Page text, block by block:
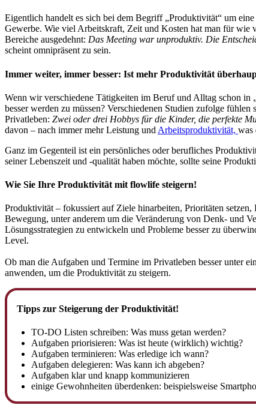
Eigentlich handelt es sich bei dem Begriff „Produktivität“ um
Gewerbe. Wie viel Arbeitskraft, Zeit und Kosten hat man für
Bereiche ausgedehnt: Das Meeting war unproduktiv. Die
scheint omnipräsent zu sein.
Immer weiter, immer besser: Ist mehr Produktivität
Wenn wir verschiedene Tätigkeiten im Beruf und Alltag schon in
besser werden zu müssen? Verschiedenen Studien zufolge
Privatleben: Zwei oder drei Hobbys für die Kinder, die perfekte
davon – nach immer mehr Leistung und Arbeitsproduktivität, was
Ganz im Gegenteil ist ein persönliches oder berufliches
seiner Lebenszeit und -qualität haben möchte, sollte seine
Wie Sie Ihre Produktivität mit flowlife steigern!
Produktivität – fokussiert auf Ziele hinarbeiten, Prioritäten
Bewegung, unter anderem um die Veränderung von Denk- und
Lösungsstrategien zu entwickeln und Probleme besser zu
Level.
Ob man die Aufgaben und Termine im Privatleben besser
anwenden, um die Produktivität zu steigern.
Tipps zur Steigerung der Produktivität!
TO-DO Listen schreiben: Was muss getan werden?
Aufgaben priorisieren: Was ist heute (wirklich) wichtig?
Aufgaben terminieren: Was erledige ich wann?
Aufgaben delegieren: Was kann ich abgeben?
Aufgaben klar und knapp kommunizieren
einige Gewohnheiten überdenken: beispielsweise